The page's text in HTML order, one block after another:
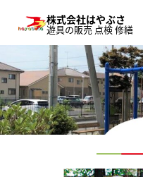
株式会社はやぶさ
遊具の販売 点検 修繕
サービス内容
社会貢献活動
会社概要